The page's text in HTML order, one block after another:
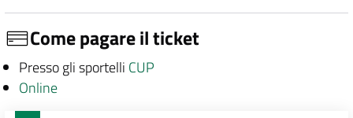
Come pagare il ticket
Presso gli sportelli CUP
Online